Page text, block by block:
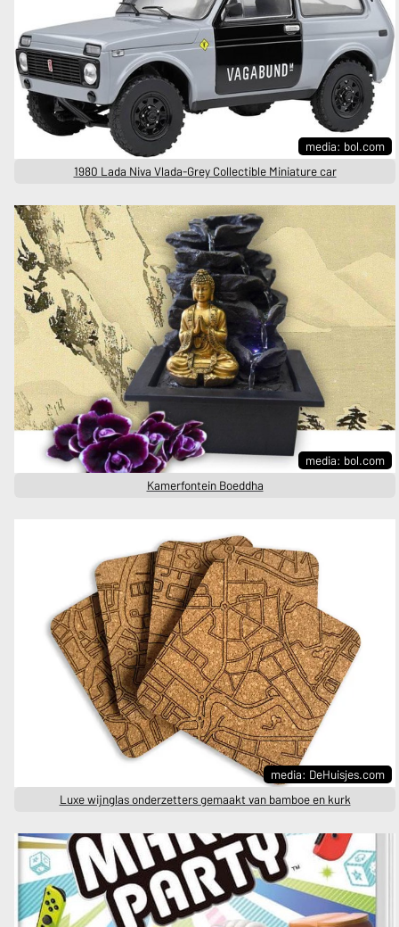
media: bol.com
1980 Lada Niva Vlada-Grey Collectible Miniature car
media: bol.com
Kamerfontein Boeddha
media: DeHuisjes.com
Luxe wijnglas onderzetters gemaakt van bamboe en kurk